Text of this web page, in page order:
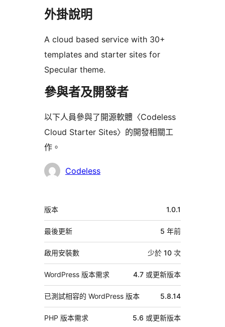
外掛說明
A cloud based service with 30+
templates and starter sites for
Specular theme.
參與者及開發者
以下人員參與了開源軟體〈Codeless
Cloud Starter Sites〉的開發相關工
作。
參
Codeless
中
繼
資
料
版本 1.0.1
最後更新 5 年前
啟用安裝數 少於 10 次
WordPress 版本需求 4.7 或更新版本
已測試相容的 WordPress 版本 5.8.14
PHP 版本需求 5.6 或更新版本